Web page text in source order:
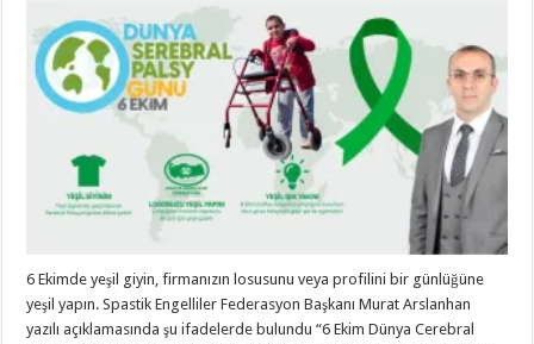
6 Ekimde yeşil giyin, firmanızın losusunu veya profilini bir günlüğüne
yeşil yapın. Spastik Engelliler Federasyon Başkanı Murat Arslanhan
yazılı açıklamasında şu ifadelerde bulundu “6 Ekim Dünya Cerebral